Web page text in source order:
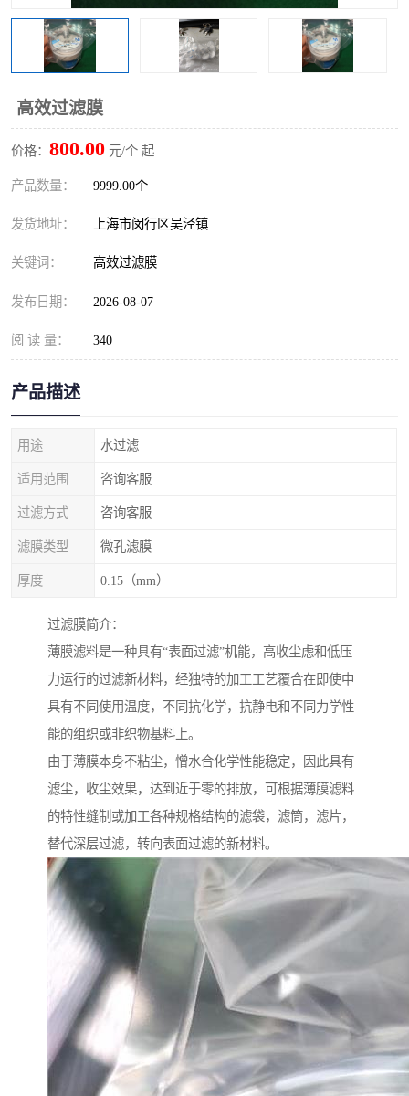
高效过滤膜
价格： 800.00 元/个 起
产品数量： 9999.00个
发货地址： 上海市闵行区吴泾镇
关键词： 高效过滤膜
发布日期： 2026-08-07
阅 读 量： 340
产品描述
用途 水过滤
适用范围 咨询客服
过滤方式 咨询客服
滤膜类型 微孔滤膜
厚度 0.15（mm）
过滤膜简介：
薄膜滤料是一种具有“表面过滤”机能，高收尘虑和低压
力运行的过滤新材料，经独特的加工工艺覆合在即使中
具有不同使用温度，不同抗化学，抗静电和不同力学性
能的组织或非织物基料上。
由于薄膜本身不粘尘，憎水合化学性能稳定，因此具有
滤尘，收尘效果，达到近于零的排放，可根据薄膜滤料
的特性缝制或加工各种规格结构的滤袋，滤筒，滤片，
替代深层过滤，转向表面过滤的新材料。